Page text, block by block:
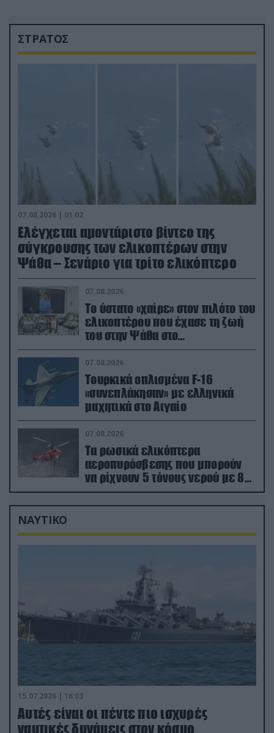
ΣΤΡΑΤΟΣ
07.08.2026 | 01:02
Ελέγχεται αμοντάριστο βίντεο της
σύγκρουσης των ελικοπτέρων στην
Ψάθα – Σενάριο για τρίτο ελικόπτερο
07.08.2026
Το ύστατο «χαίρε» στον πιλότο του
ελικοπτέρου που έχασε τη ζωή
του στην Ψάθα στο
αποτεφρωτήριο Ριτσώνας
07.08.2026
Τουρκικά οπλισμένα F-16
«συνεπλάκησαν» με ελληνικά
μαχητικά στο Αιγαίο
07.08.2026
Τα ρωσικά ελικόπτερα
αεροπυρόσβεσης που μπορούν
να ρίχνουν 5 τόνους νερού με 8
μποφόρ
ΝΑΥΤΙΚΟ
15.07.2026 | 16:03
Aυτές είναι οι πέντε πιο ισχυρές
ναυτικές δυνάμεις στον κόσμο